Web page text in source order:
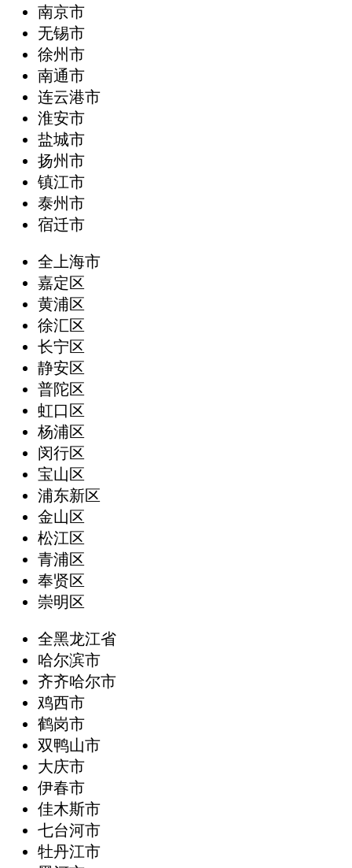
南京市
无锡市
徐州市
南通市
连云港市
淮安市
盐城市
扬州市
镇江市
泰州市
宿迁市
全上海市
嘉定区
黄浦区
徐汇区
长宁区
静安区
普陀区
虹口区
杨浦区
闵行区
宝山区
浦东新区
金山区
松江区
青浦区
奉贤区
崇明区
全黑龙江省
哈尔滨市
齐齐哈尔市
鸡西市
鹤岗市
双鸭山市
大庆市
伊春市
佳木斯市
七台河市
牡丹江市